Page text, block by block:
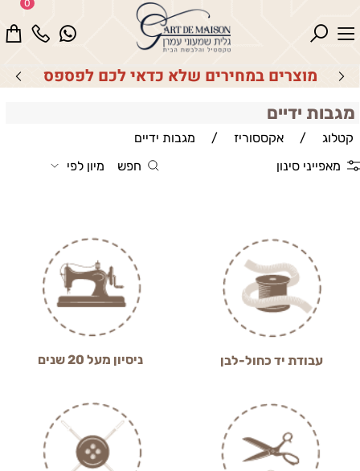
מוצרים במחירים שלא כדאי לכם לפספס
0
מגבות ידיים
קטלוג / אקססוריז /
מגבות ידיים
מאפייני סינון
חפש מיון לפי
עבודת יד כחול-לבן ניסיון מעל 20 שנים